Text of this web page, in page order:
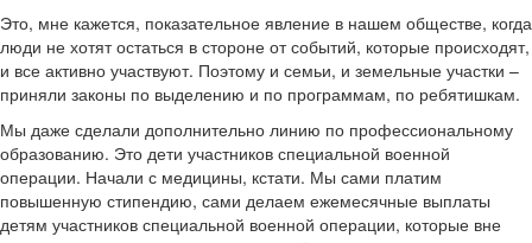
Это, мне кажется, показательное явление в нашем обществе, когда
люди не хотят остаться в стороне от событий, которые происходят,
и все активно участвуют. Поэтому и семьи, и земельные участки –
приняли законы по выделению и по программам, по ребятишкам.
Мы даже сделали дополнительно линию по профессиональному
образованию. Это дети участников специальной военной
операции. Начали с медицины, кстати. Мы сами платим
повышенную стипендию, сами делаем ежемесячные выплаты
детям участников специальной военной операции, которые вне